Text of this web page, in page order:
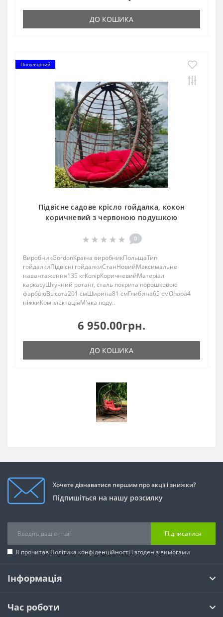
ДО КОШИКА
Популярний
Підвісне садове крісло гойдалка, кокон
коричневий з червоною подушкою
0
ВиробникGordonКраїна виробникПольщаТип
гойдалкиПідвісні гойдалкиСтанНовийМаксимальне
навантаження135 кгКолірКоричневийМатеріал
каркасуШтучний ротанг, сталь покрита порошковою
фарбоюВысота201 смШирина81 смГлибина65 смОпора4
ніжкиКомплектаціяМ'яка поду..
6 950.00грн.
ДО КОШИКА
Хочете дізнаватися першим про акції і знижки?
Підпишіться на нашу розсилку
Підписатися
Я прочитав Політика конфіденційності і згоден з вимогами
Інформація
Час роботи